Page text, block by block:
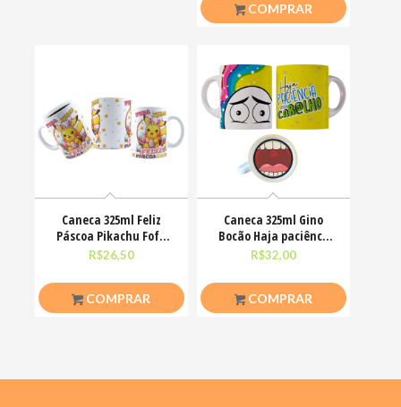
COMPRAR
Caneca 325ml Feliz
Páscoa Pikachu Fofo
divertido
R$26,50
COMPRAR
Caneca 325ml Gino
Bocão Haja paciênca
nesse caralho Meme
R$32,00
COMPRAR